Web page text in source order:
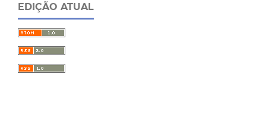
EDIÇÃO ATUAL